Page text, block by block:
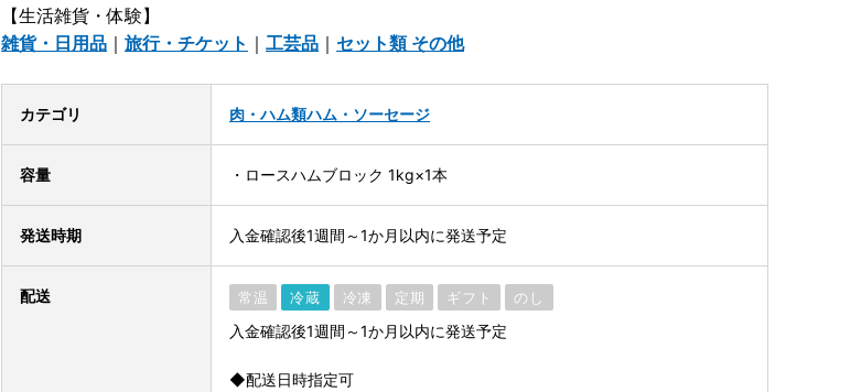
【生活雑貨・体験】
雑貨・日用品 ｜ 旅行・チケット ｜ 工芸品 ｜ セット類 その他
カテゴリ 肉・ハム類ハム・ソーセージ
容量 ・ロースハムブロック 1kg×1本
発送時期 入金確認後1週間～1か月以内に発送予定
配送 常温 冷蔵 冷凍 定期 ギフト のし
入金確認後1週間～1か月以内に発送予定
◆配送日時指定可